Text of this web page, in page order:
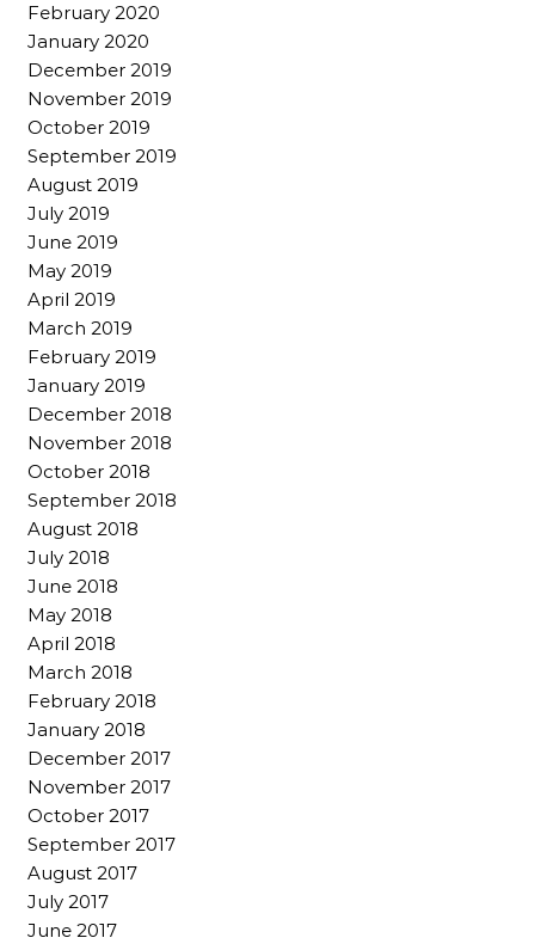
February 2020
January 2020
December 2019
November 2019
October 2019
September 2019
August 2019
July 2019
June 2019
May 2019
April 2019
March 2019
February 2019
January 2019
December 2018
November 2018
October 2018
September 2018
August 2018
July 2018
June 2018
May 2018
April 2018
March 2018
February 2018
January 2018
December 2017
November 2017
October 2017
September 2017
August 2017
July 2017
June 2017